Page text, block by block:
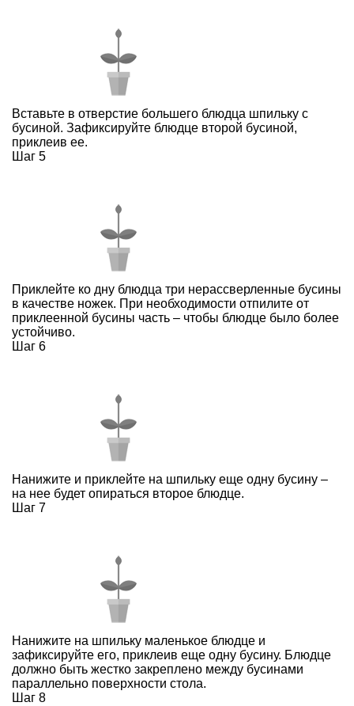
Вставьте в отверстие большего блюдца шпильку с
бусиной. Зафиксируйте блюдце второй бусиной,
приклеив ее.
Шаг 5
Приклейте ко дну блюдца три нерассверленные бусины
в качестве ножек. При необходимости отпилите от
приклеенной бусины часть – чтобы блюдце было более
устойчиво.
Шаг 6
Нанижите и приклейте на шпильку еще одну бусину –
на нее будет опираться второе блюдце.
Шаг 7
Нанижите на шпильку маленькое блюдце и
зафиксируйте его, приклеив еще одну бусину. Блюдце
должно быть жестко закреплено между бусинами
параллельно поверхности стола.
Шаг 8